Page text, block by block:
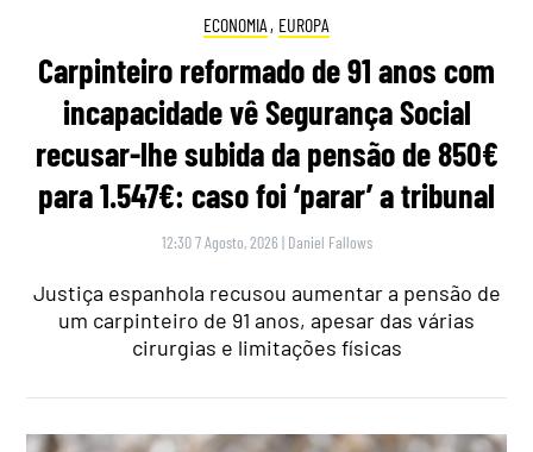
ECONOMIA , EUROPA
Carpinteiro reformado de 91 anos com
incapacidade vê Segurança Social
recusar-lhe subida da pensão de 850€
para 1.547€: caso foi ‘parar’ a tribunal
12:30 7 Agosto, 2026 | Daniel Fallows
Justiça espanhola recusou aumentar a pensão de
um carpinteiro de 91 anos, apesar das várias
cirurgias e limitações físicas